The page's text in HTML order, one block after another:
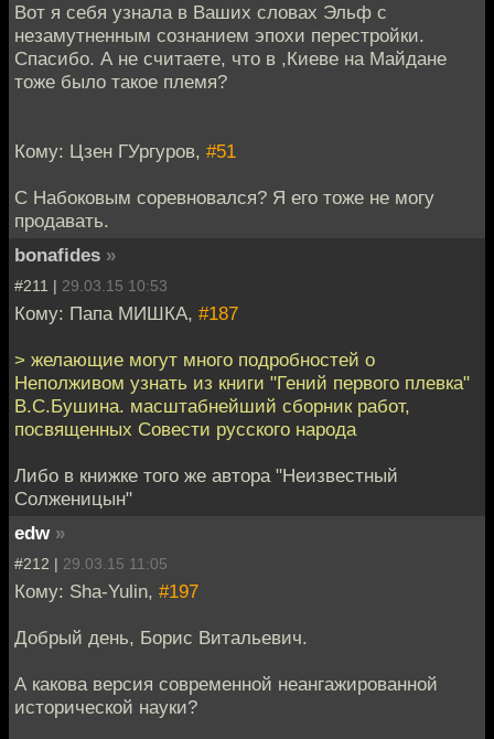
Вот я себя узнала в Ваших словах Эльф с
незамутненным сознанием эпохи перестройки.
Спасибо. А не считаете, что в ,Киеве на Майдане
тоже было такое племя?
Кому: Цзен ГУргуров, #51
С Набоковым соревновался? Я его тоже не могу
продавать.
bonafides »
#211 | 29.03.15 10:53
Кому: Папа МИШКА, #187
> желающие могут много подробностей о
Неполживом узнать из книги "Гений первого плевка"
В.С.Бушина. масштабнейший сборник работ,
посвященных Совести русского народа
Либо в книжке того же автора "Неизвестный
Солженицын"
edw »
#212 | 29.03.15 11:05
Кому: Sha-Yulin, #197
Добрый день, Борис Витальевич.
А какова версия современной неангажированной
исторической науки?